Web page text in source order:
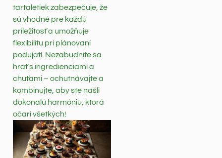
tartaletiek zabezpečuje, že
sú vhodné pre každú
príležitosť a umožňuje
flexibilitu pri plánovaní
podujatí. Nezabudnite sa
hrať s ingredienciami a
chuťami – ochutnávajte a
kombinujte, aby ste našli
dokonalú harmóniu, ktorá
očarí všetkých!